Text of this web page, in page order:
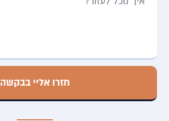
חזרו אליי בבקשה